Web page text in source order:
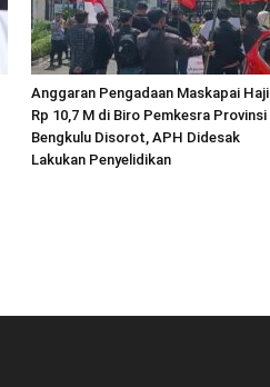
Anggaran Pengadaan Maskapai Haji
Rp 10,7 M di Biro Pemkesra Provinsi
Bengkulu Disorot, APH Didesak
Lakukan Penyelidikan